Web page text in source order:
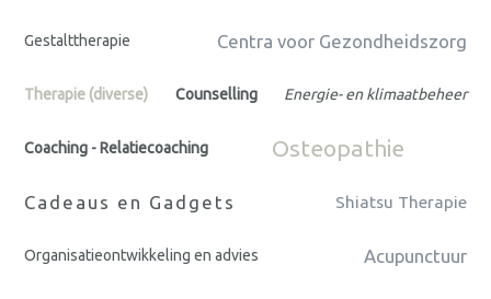
Gestalttherapie Centra voor Gezondheidszorg
Therapie (diverse) Counselling Energie- en klimaatbeheer
Coaching - Relatiecoaching Osteopathie
Cadeaus en Gadgets Shiatsu Therapie
Organisatieontwikkeling en advies Acupunctuur